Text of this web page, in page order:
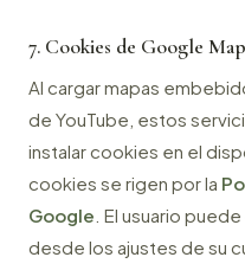
7. Cookies de Google
Al cargar mapas
de YouTube, estos
instalar cookies en el
cookies se rigen por la
Google . El usuario
desde los ajustes de su